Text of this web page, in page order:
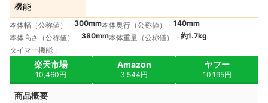
機能
本体幅（公称値） 300mm本体奥行（公称値）
140mm
本体高さ（公称値）
380mm本体重量（公称値）
約1.7kg
タイマー機能
楽天市場
10,460円
Amazon
3,544円
ヤフー
10,195円
商品概要